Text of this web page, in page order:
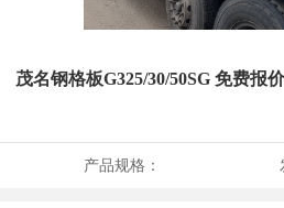
茂名钢格板G325/30/50SG 免费报
产品规格：